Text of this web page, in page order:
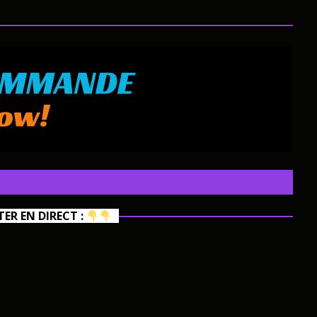
EN DIRECT :